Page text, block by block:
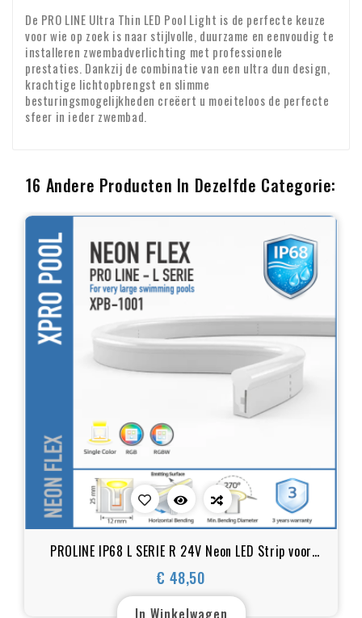
De PRO LINE Ultra Thin LED Pool Light is de perfecte keuze
voor wie op zoek is naar stijlvolle, duurzame en eenvoudig te
installeren zwembadverlichting met professionele
prestaties. Dankzij de combinatie van een ultra dun design,
krachtige lichtopbrengst en slimme
besturingsmogelijkheden creëert u moeiteloos de perfecte
sfeer in ieder zwembad.
16 Andere Producten In Dezelfde Categorie:
PROLINE IP68 L SERIE R 24V Neon LED Strip voor
Zwembad
€ 48,50
Prijs